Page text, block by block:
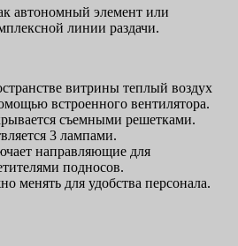
автономный элемент или
линии раздачи.
витрины теплый воздух
встроенного вентилятора.
съемными решетками.
3 лампами.
направляющие для
подносов.
менять для удобства персонала.